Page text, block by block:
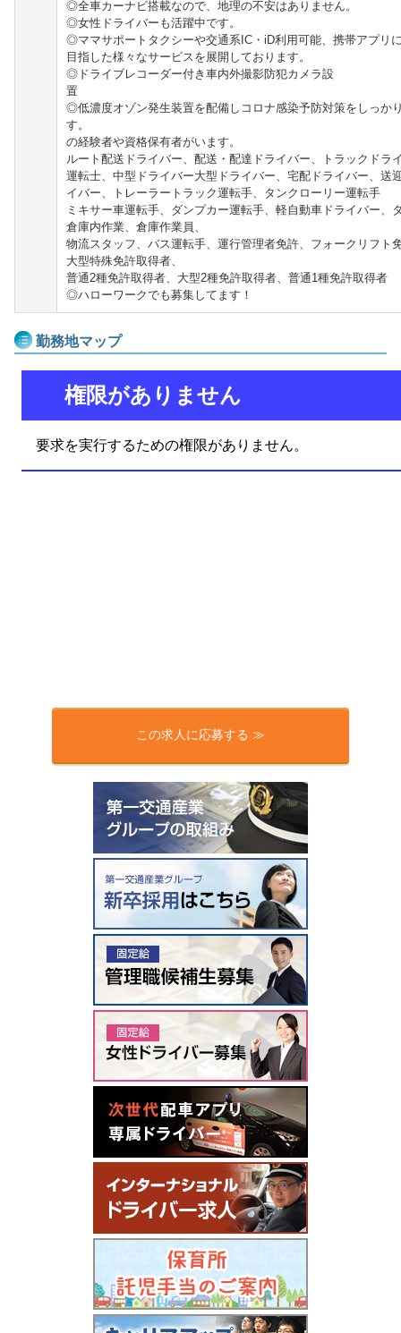
◎全車カーナビ搭載なので、地理の不安はありません。
◎女性ドライバーも活躍中です。
◎ママサポートタクシーや交通系IC・iD利用可能、携帯アプリ
目指した様々なサービスを展開しております。
◎ドライブレコーダー付き車内外撮影防犯カメラ設
◎低濃度オゾン発生装置を配備しコロナ感染予防対策をしっか
す。 ◎過去に応募され
の経験者や資格保有者がいます。
ルート配送ドライバー、配送・配達ドライバー、トラックドラ
運転士、中型ドライバー大型ドライバー、宅配ドライバー、送
イバー、トレーラートラック運転手、タンクローリー運転手
ミキサー車運転手、ダンプカー運転手、軽自動車ドライバー、
倉庫内作業、倉庫作業員、
物流スタッフ、バス運転手、運行管理者免許、フォークリフト
大型特殊免許取得者、
普通2種免許取得者、大型2種免許取得者、普通1種免許取得者
◎ハローワークでも募集してます！
勤務地マップ
この求人に応募する ≫